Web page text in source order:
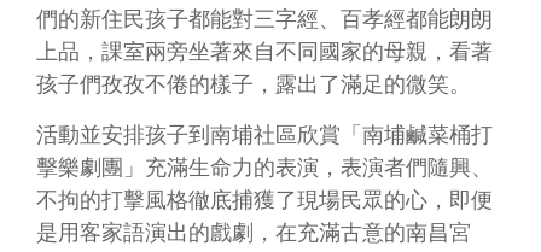
資
訊
影
音
平
們的新住民孩子都能對三字經、百孝經都能朗朗
上品，課室兩旁坐著來自不同國家的母親，看著
孩子們孜孜不倦的樣子，露出了滿足的微笑。
活動並安排孩子到南埔社區欣賞「南埔鹹菜桶打
擊樂劇團」充滿生命力的表演，表演者們隨興、
不拘的打擊風格徹底捕獲了現場民眾的心，即便
是用客家語演出的戲劇，在充滿古意的南昌宮